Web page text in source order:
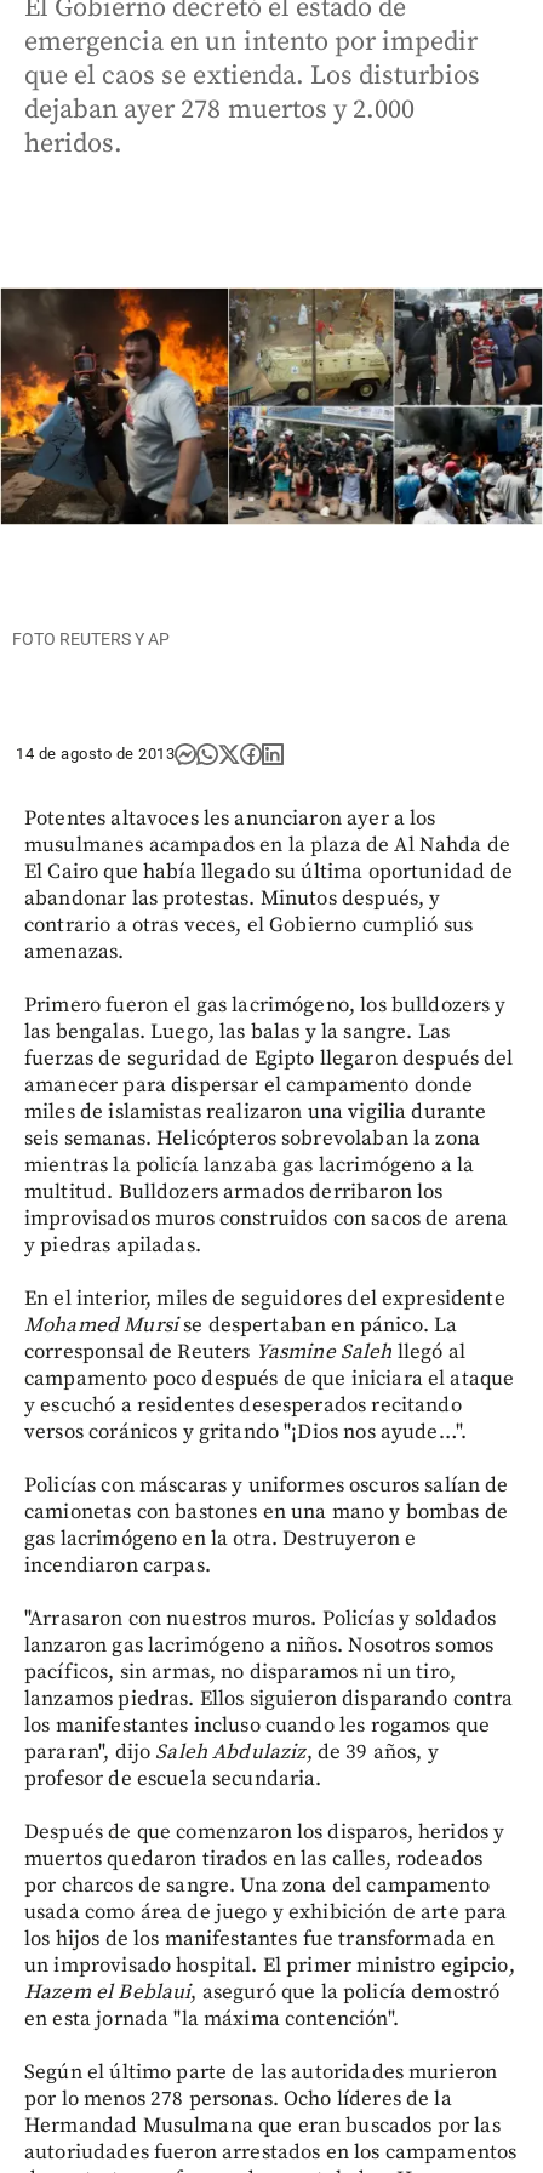
El Gobierno decretó el estado de
emergencia en un intento por impedir
que el caos se extienda. Los disturbios
dejaban ayer 278 muertos y 2.000
heridos.
FOTO REUTERS Y AP
14 de agosto de 2013
Potentes altavoces les anunciaron ayer a los
musulmanes acampados en la plaza de Al Nahda de
El Cairo que había llegado su última oportunidad de
abandonar las protestas. Minutos después, y
contrario a otras veces, el Gobierno cumplió sus
amenazas.
Primero fueron el gas lacrimógeno, los bulldozers y
las bengalas. Luego, las balas y la sangre. Las
fuerzas de seguridad de Egipto llegaron después del
amanecer para dispersar el campamento donde
miles de islamistas realizaron una vigilia durante
seis semanas. Helicópteros sobrevolaban la zona
mientras la policía lanzaba gas lacrimógeno a la
multitud. Bulldozers armados derribaron los
improvisados muros construidos con sacos de arena
y piedras apiladas.
En el interior, miles de seguidores del expresidente
Mohamed Mursise despertaban en pánico. La
corresponsal de Reuters Yasmine Saleh llegó al
campamento poco después de que iniciara el ataque
y escuchó a residentes desesperados recitando
versos coránicos y gritando "¡Dios nos ayude…".
Policías con máscaras y uniformes oscuros salían de
camionetas con bastones en una mano y bombas de
gas lacrimógeno en la otra. Destruyeron e
incendiaron carpas.
"Arrasaron con nuestros muros. Policías y soldados
lanzaron gas lacrimógeno a niños. Nosotros somos
pacíficos, sin armas, no disparamos ni un tiro,
lanzamos piedras. Ellos siguieron disparando contra
los manifestantes incluso cuando les rogamos que
pararan", dijo Saleh Abdulaziz, de 39 años, y
profesor de escuela secundaria.
Después de que comenzaron los disparos, heridos y
muertos quedaron tirados en las calles, rodeados
por charcos de sangre. Una zona del campamento
usada como área de juego y exhibición de arte para
los hijos de los manifestantes fue transformada en
un improvisado hospital. El primer ministro egipcio,
Hazem el Beblaui, aseguró que la policía demostró
en esta jornada "la máxima contención".
Según el último parte de las autoridades murieron
por lo menos 278 personas. Ocho líderes de la
Hermandad Musulmana que eran buscados por las
autoriudades fueron arrestados en los campamentos